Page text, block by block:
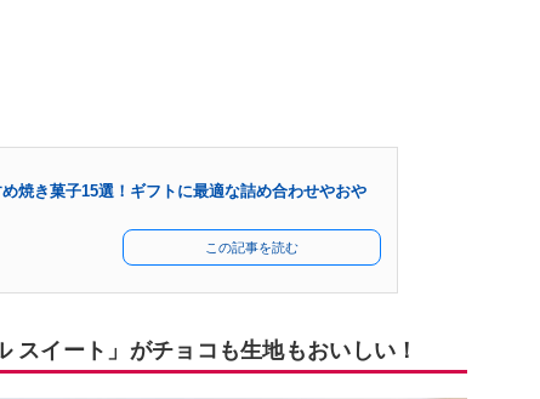
焼き菓子15選！ギフトに最適な詰め合わせやおや
この記事を読む
スイート」がチョコも生地もおいしい！